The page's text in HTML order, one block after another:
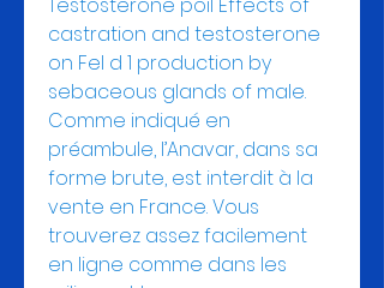
Testosterone poil Effects of
castration and testosterone
on Fel d 1 production by
sebaceous glands of male.
Comme indiqué en
préambule, l’Anavar, dans sa
forme brute, est interdit à la
vente en France. Vous
trouverez assez facilement
en ligne comme dans les